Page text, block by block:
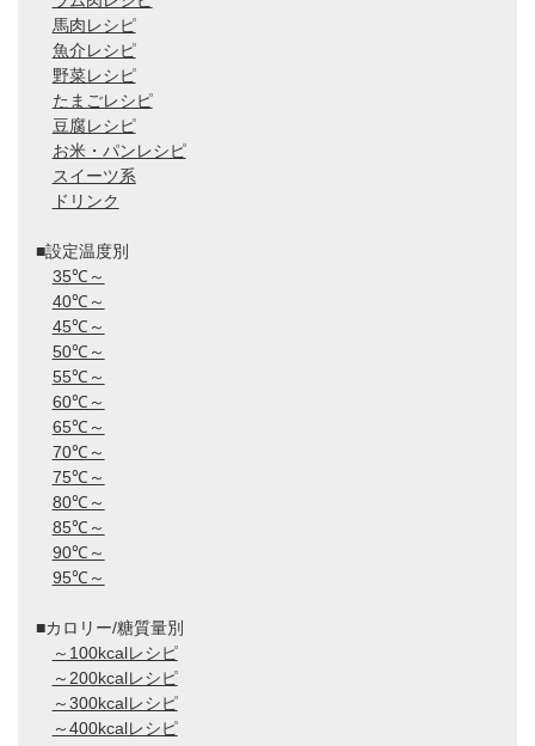
馬肉レシピ
魚介レシピ
野菜レシピ
たまごレシピ
豆腐レシピ
お米・パンレシピ
スイーツ系
ドリンク
■設定温度別
35℃～
40℃～
45℃～
50℃～
55℃～
60℃～
65℃～
70℃～
75℃～
80℃～
85℃～
90℃～
95℃～
■カロリー/糖質量別
～100kcalレシピ
～200kcalレシピ
～300kcalレシピ
～400kcalレシピ